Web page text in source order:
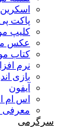
پاکت
کلیپ
عکس
کتاب
نرم
بازی
آیفون
اس ام
معرفی
سرگرمی